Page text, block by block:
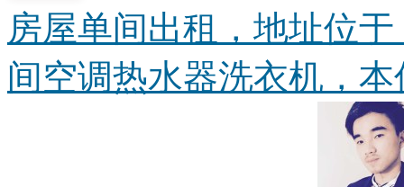
房屋单间出租，地址位
间空调热水器洗衣机，本